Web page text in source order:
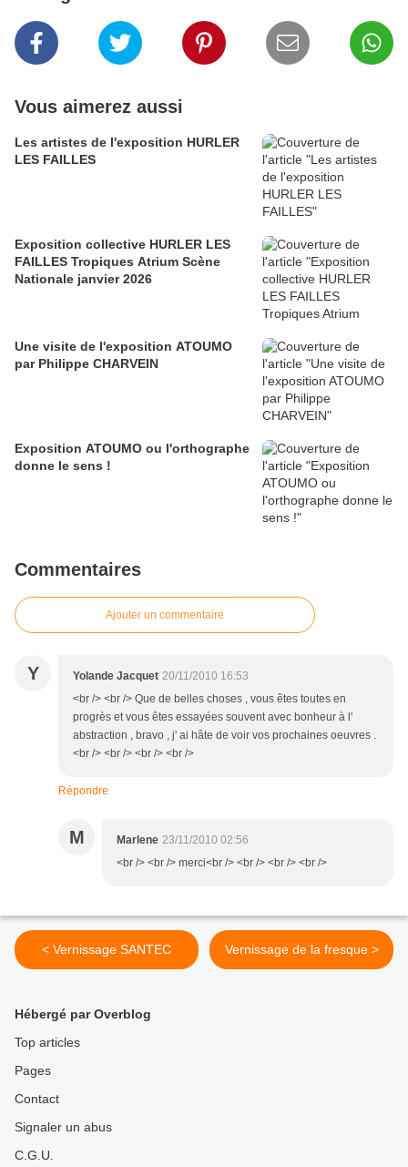
Vous aimerez aussi
Les artistes de l'exposition HURLER
LES FAILLES
Exposition collective HURLER LES
FAILLES Tropiques Atrium Scène
Nationale janvier 2026
Une visite de l'exposition ATOUMO
par Philippe CHARVEIN
Exposition ATOUMO ou l'orthographe
donne le sens !
Commentaires
Ajouter un commentaire
Y Yolande Jacquet 20/11/2010 16:53
<br /> <br /> Que de belles choses , vous êtes toutes en
progrès et vous êtes essayées souvent avec bonheur à l'
abstraction , bravo , j' ai hâte de voir vos prochaines oeuvres .
<br /> <br /> <br /> <br />
Répondre
M Marlene 23/11/2010 02:56
<br /> <br /> merci<br /> <br /> <br /> <br />
< Vernissage SANTEC Vernissage de la fresque >
Hébergé par Overblog
Top articles
Pages
Contact
Signaler un abus
C.G.U.